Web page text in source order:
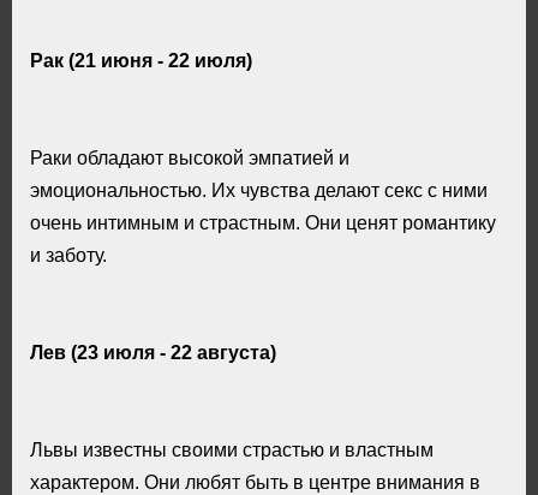
Рак (21 июня - 22 июля)
Раки обладают высокой эмпатией и
эмоциональностью. Их чувства делают секс с ними
очень интимным и страстным. Они ценят романтику
и заботу.
Лев (23 июля - 22 августа)
Львы известны своими страстью и властным
характером. Они любят быть в центре внимания в